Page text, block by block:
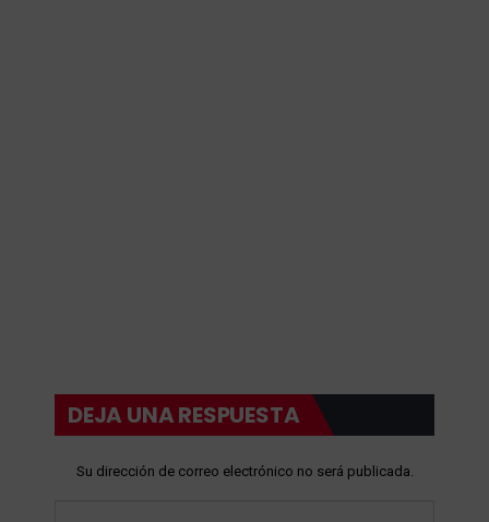
DEJA UNA RESPUESTA
Su dirección de correo electrónico no será publicada.